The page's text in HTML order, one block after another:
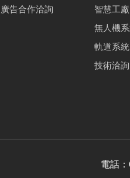
廣告合作洽詢
智慧工廠
無人機
軌道系統
技術洽詢
電話：